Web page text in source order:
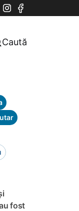
Caută
fost